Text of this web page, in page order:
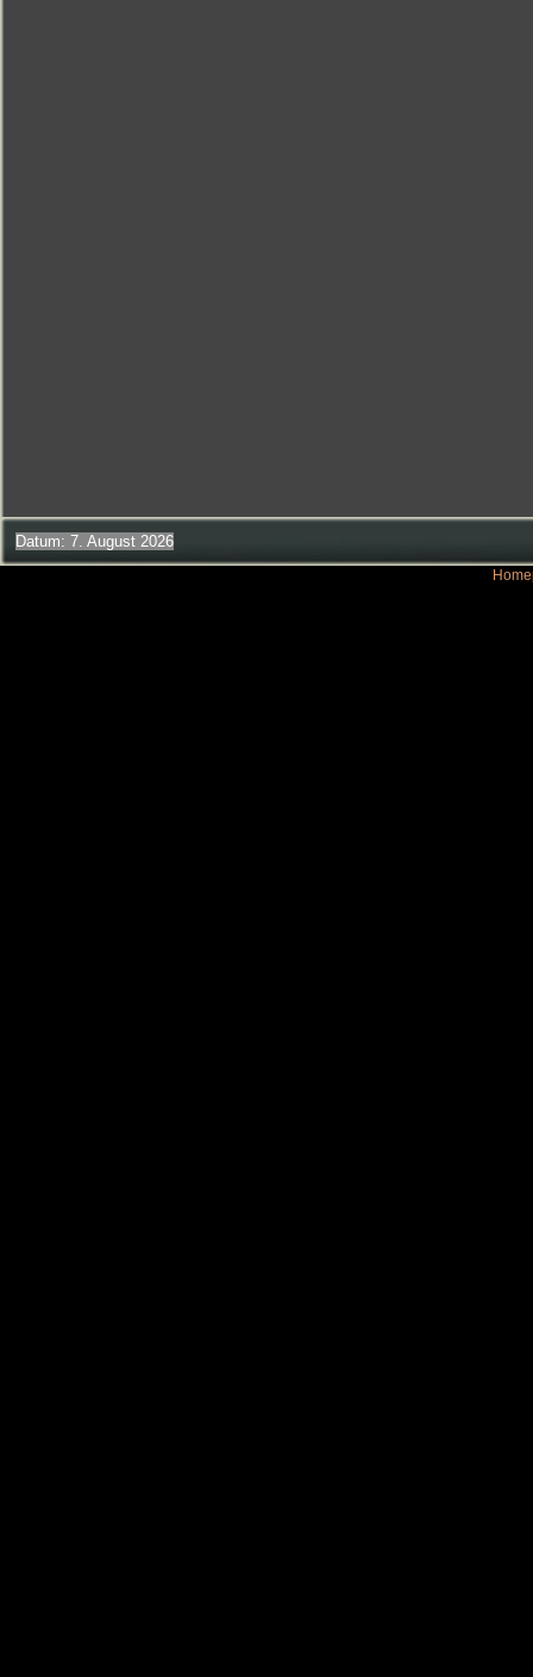
Datum: 7. August 2026